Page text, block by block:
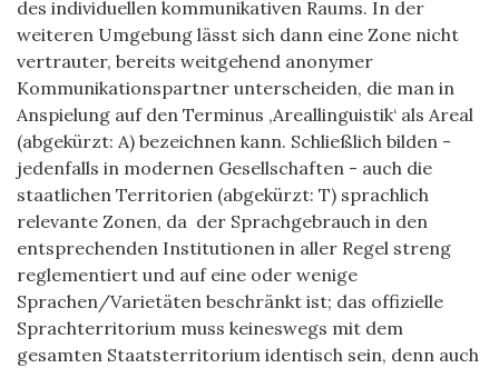
des individuellen kommunikativen Raums. In der
weiteren Umgebung lässt sich dann eine Zone nicht
vertrauter, bereits weitgehend anonymer
Kommunikationspartner unterscheiden, die man in
Anspielung auf den Terminus ‚Areallinguistik‘ als Areal
(abgekürzt: A) bezeichnen kann. Schließlich bilden -
jedenfalls in modernen Gesellschaften - auch die
staatlichen Territorien (abgekürzt: T) sprachlich
relevante Zonen, da der Sprachgebrauch in den
entsprechenden Institutionen in aller Regel streng
reglementiert und auf eine oder wenige
Sprachen/Varietäten beschränkt ist; das offizielle
Sprachterritorium muss keineswegs mit dem
gesamten Staatsterritorium identisch sein, denn auch